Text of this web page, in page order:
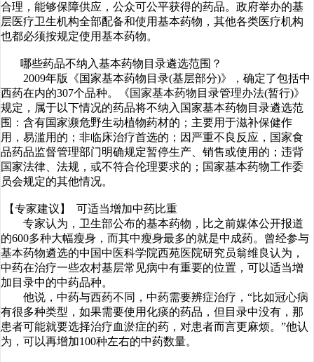
合理，能够保障供应，公众可公平获得的药品。政府举办的基
层医疗卫生机构全部配备和使用基本药物，其他各类医疗机构
也都必须按规定使用基本药物。
哪些药品不纳入基本药物目录遴选范围？
2009年版《国家基本药物目录(基层部分)》，确定了包括中
西药在内的307个品种。《国家基本药物目录管理办法(暂行)》
规定，属于以下情况的药品将不纳入国家基本药物目录遴选范
围：含有国家濒危野生动植物药材的；主要用于滋补保健作
用，易滥用的；非临床治疗首选的；因严重不良反应，国家食
品药品监督管理部门明确规定暂停生产、销售或使用的；违背
国家法律、法规，或不符合伦理要求的；国家基本药物工作委
员会规定的其他情况。
【专家建议】 可适当增加中药比重
专家认为，卫生部公布的基本药物，比之前媒体公开报道
的600多种大幅瘦身，而其中瘦身最多的就是中成药。曾经参与
基本药物遴选的中国中医科学院西苑医院研究员翁维良认为，
中药在治疗一些农村基层常见病中有重要的位置，可以适当增
加目录中的中药品种。
他说，中药与西药不同，中药需要辨症治疗，“比如冠心病
有很多种类型，如果需要使用化痰的药品，但目录中没有，那
患者可能就要选择治疗血淤症的药，对患者而言更麻烦。”他认
为，可以再增加100种左右的中药数量。